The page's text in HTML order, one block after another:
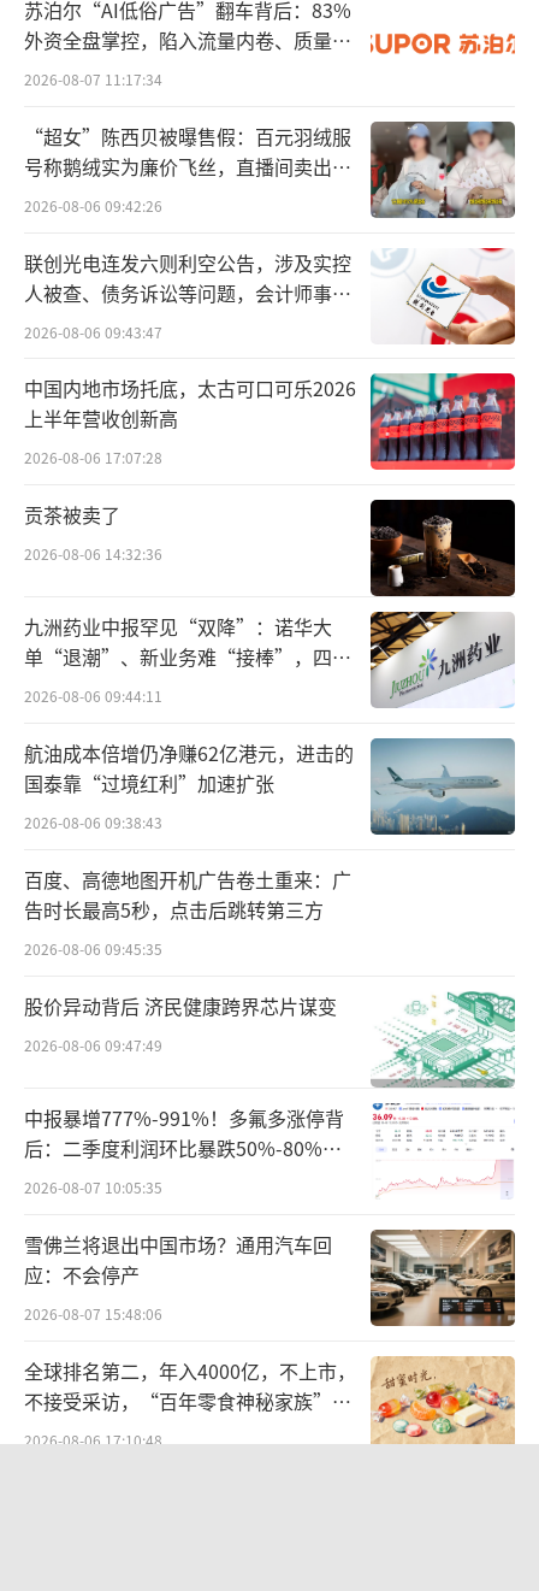
金投入，对万辰集团的资金链构成了巨大压
力。为了维持扩张速度，公司不得不通过举债
截至2024年三季度末，公司债务总额高达5
2.66亿元，资产负债率高达81.54%，远超行业
平均水平。同时，该公司的销售费用及管理费
用去年也大幅攀升，前三季度数据分别同比增
这种高负债的运营模式使得公司的财务风
险急剧增加，限制了公司未来的融资能力和发
展空间。另一方面，随着门店数量的增加，管
理难度和运营成本也随之上升。好想来在门店
管理、产品质量控制、员工培训等方面面临着
巨大挑战。
转型和快速扩张还带来了盈利难题。2023
年，万辰集团的量贩零食业务实现营业收入87.
59亿元，同比增长13057.81%。但是由于食用
菌业务受行业竞争及市场供求关系变化等因素
影响，公司整体在2023年处于亏损状态。
2024年，万辰集团的量贩零食业务预计实
现净利润7.9亿元至8.8亿元，净利率为2.50%至
2.75%，公司整体业绩成功扭亏。2024年虽扭
亏为盈，但毛利率仅9.52%，量贩零食业务净
利率远低于行业头部企业，主要是由于采购成
本控制不足、门店运营成本攀升。
同质化竞争加剧遭遇“掌门人危机”
在量贩零食行业，同质化竞争已经成为一
个无法回避的问题。好想来虽然凭借快速的门
店扩张和低价策略在市场上占据了一定的份
额，但面对众多竞争对手的围追堵截，其优势
并不明显。特别是在一些热门商圈和社区，多
家量贩零食店扎堆开业，使得市场竞争更加激
烈。
苏泊尔“AI低俗广告”翻车背后：83%
外资全盘掌控，陷入流量内卷、质量频
发的负循环
2026-08-07 11:17:34
“超女”陈西贝被曝售假：百元羽绒服
号称鹅绒实为廉价飞丝，直播间卖出超
百万元
2026-08-06 09:42:26
联创光电连发六则利空公告，涉及实控
人被查、债务诉讼等问题，会计师事务
所曾出具“保留意见”
2026-08-06 09:43:47
中国内地市场托底，太古可口可乐2026
上半年营收创新高
2026-08-06 17:07:28
贡茶被卖了
2026-08-06 14:32:36
九洲药业中报罕见“双降”：诺华大
单“退潮”、新业务难“接棒”，四大
难关待闯
2026-08-06 09:44:11
航油成本倍增仍净赚62亿港元，进击的
国泰靠“过境红利”加速扩张
2026-08-06 09:38:43
百度、高德地图开机广告卷土重来：广
告时长最高5秒，点击后跳转第三方
2026-08-06 09:45:35
股价异动背后 济民健康跨界芯片谋变
2026-08-06 09:47:49
中报暴增777%-991%！多氟多涨停背
后：二季度利润环比暴跌50%-80%，
是黄金坑还是陷阱？
2026-08-07 10:05:35
雪佛兰将退出中国市场？通用汽车回
应：不会停产
2026-08-07 15:48:06
全球排名第二，年入4000亿，不上市，
不接受采访，“百年零食神秘家族”浮
出水面？
2026-08-06 17:10:48